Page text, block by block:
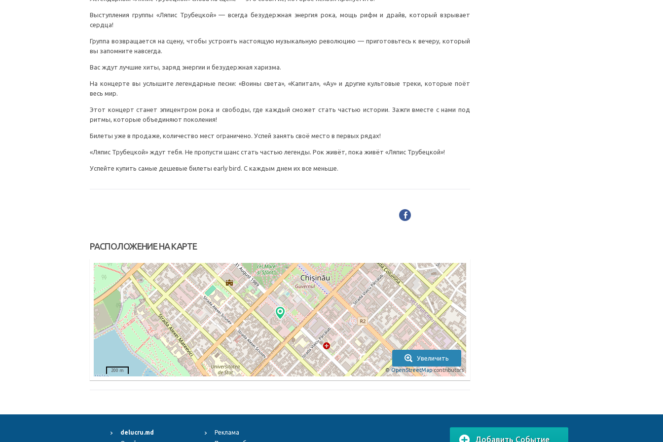
Выступления группы «Ляпис Трубецкой» — всегда безудержная энергия рока, мощь рифм и драйв, который взрывает
сердца!
Группа возвращается на сцену, чтобы устроить настоящую музыкальную революцию — приготовьтесь к вечеру, который
вы запомните навсегда.
Вас ждут лучшие хиты, заряд энергии и безудержная харизма.
На концерте вы услышите легендарные песни: «Воины света», «Капитал», «Ау» и другие культовые треки, которые поёт
весь мир.
Этот концерт станет эпицентром рока и свободы, где каждый сможет стать частью истории. Зажги вместе с нами под
ритмы, которые объединяют поколения!
Билеты уже в продаже, количество мест ограничено. Успей занять своё место в первых рядах!
«Ляпис Трубецкой» ждут тебя. Не пропусти шанс стать частью легенды. Рок живёт, пока живёт «Ляпис Трубецкой»!
Успейте купить самые дешевые билеты early bird. C каждым днем их все меньше.
РАСПОЛОЖЕНИЕ НА КАРТЕ
Увеличить
©OpenStreetMapcontributors
200 m
delucru.md
Реклама
Добавить Событие